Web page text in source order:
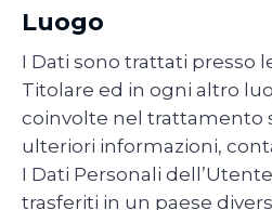
Luogo
I Dati sono trattati presso
Titolare ed in ogni altro
coinvolte nel trattamento
ulteriori informazioni,
I Dati Personali
trasferiti in un paese